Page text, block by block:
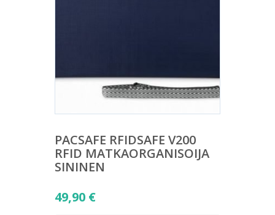
PACSAFE RFIDSAFE V200
RFID MATKAORGANISOIJA
SININEN
49,90 €